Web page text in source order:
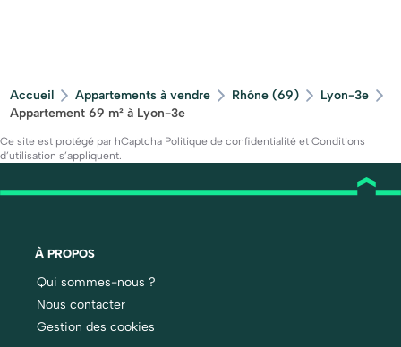
Accueil Appartements à vendre Rhône (69)
Lyon-3e
Appartement 69 m² à Lyon-3e
Ce site est protégé par hCaptcha Politique de confidentialité et Conditions
d’utilisation s’appliquent.
À PROPOS
Qui sommes-nous ?
Nous contacter
Gestion des cookies